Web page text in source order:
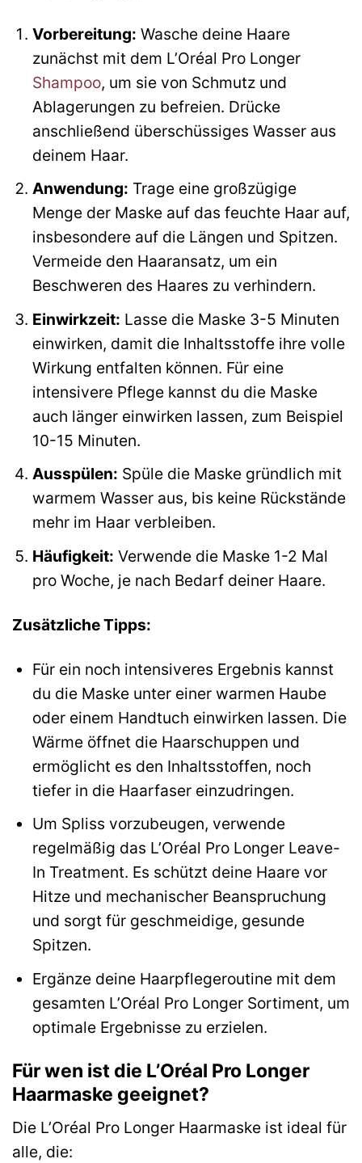
Vorbereitung: Wasche deine Haare
zunächst mit dem L’Oréal Pro Longer
Shampoo, um sie von Schmutz und
Ablagerungen zu befreien. Drücke
anschließend überschüssiges Wasser aus
deinem Haar.
Anwendung: Trage eine großzügige
Menge der Maske auf das feuchte Haar auf,
insbesondere auf die Längen und Spitzen.
Vermeide den Haaransatz, um ein
Beschweren des Haares zu verhindern.
Einwirkzeit: Lasse die Maske 3-5 Minuten
einwirken, damit die Inhaltsstoffe ihre volle
Wirkung entfalten können. Für eine
intensivere Pflege kannst du die Maske
auch länger einwirken lassen, zum Beispiel
10-15 Minuten.
Ausspülen: Spüle die Maske gründlich mit
warmem Wasser aus, bis keine Rückstände
mehr im Haar verbleiben.
Häufigkeit: Verwende die Maske 1-2 Mal
pro Woche, je nach Bedarf deiner Haare.
Zusätzliche Tipps:
Für ein noch intensiveres Ergebnis kannst
du die Maske unter einer warmen Haube
oder einem Handtuch einwirken lassen. Die
Wärme öffnet die Haarschuppen und
ermöglicht es den Inhaltsstoffen, noch
tiefer in die Haarfaser einzudringen.
Um Spliss vorzubeugen, verwende
regelmäßig das L’Oréal Pro Longer Leave-
In Treatment. Es schützt deine Haare vor
Hitze und mechanischer Beanspruchung
und sorgt für geschmeidige, gesunde
Spitzen.
Ergänze deine Haarpflegeroutine mit dem
gesamten L’Oréal Pro Longer Sortiment, um
optimale Ergebnisse zu erzielen.
Für wen ist die L’Oréal Pro Longer
Haarmaske geeignet?
Die L’Oréal Pro Longer Haarmaske ist ideal für
alle, die: